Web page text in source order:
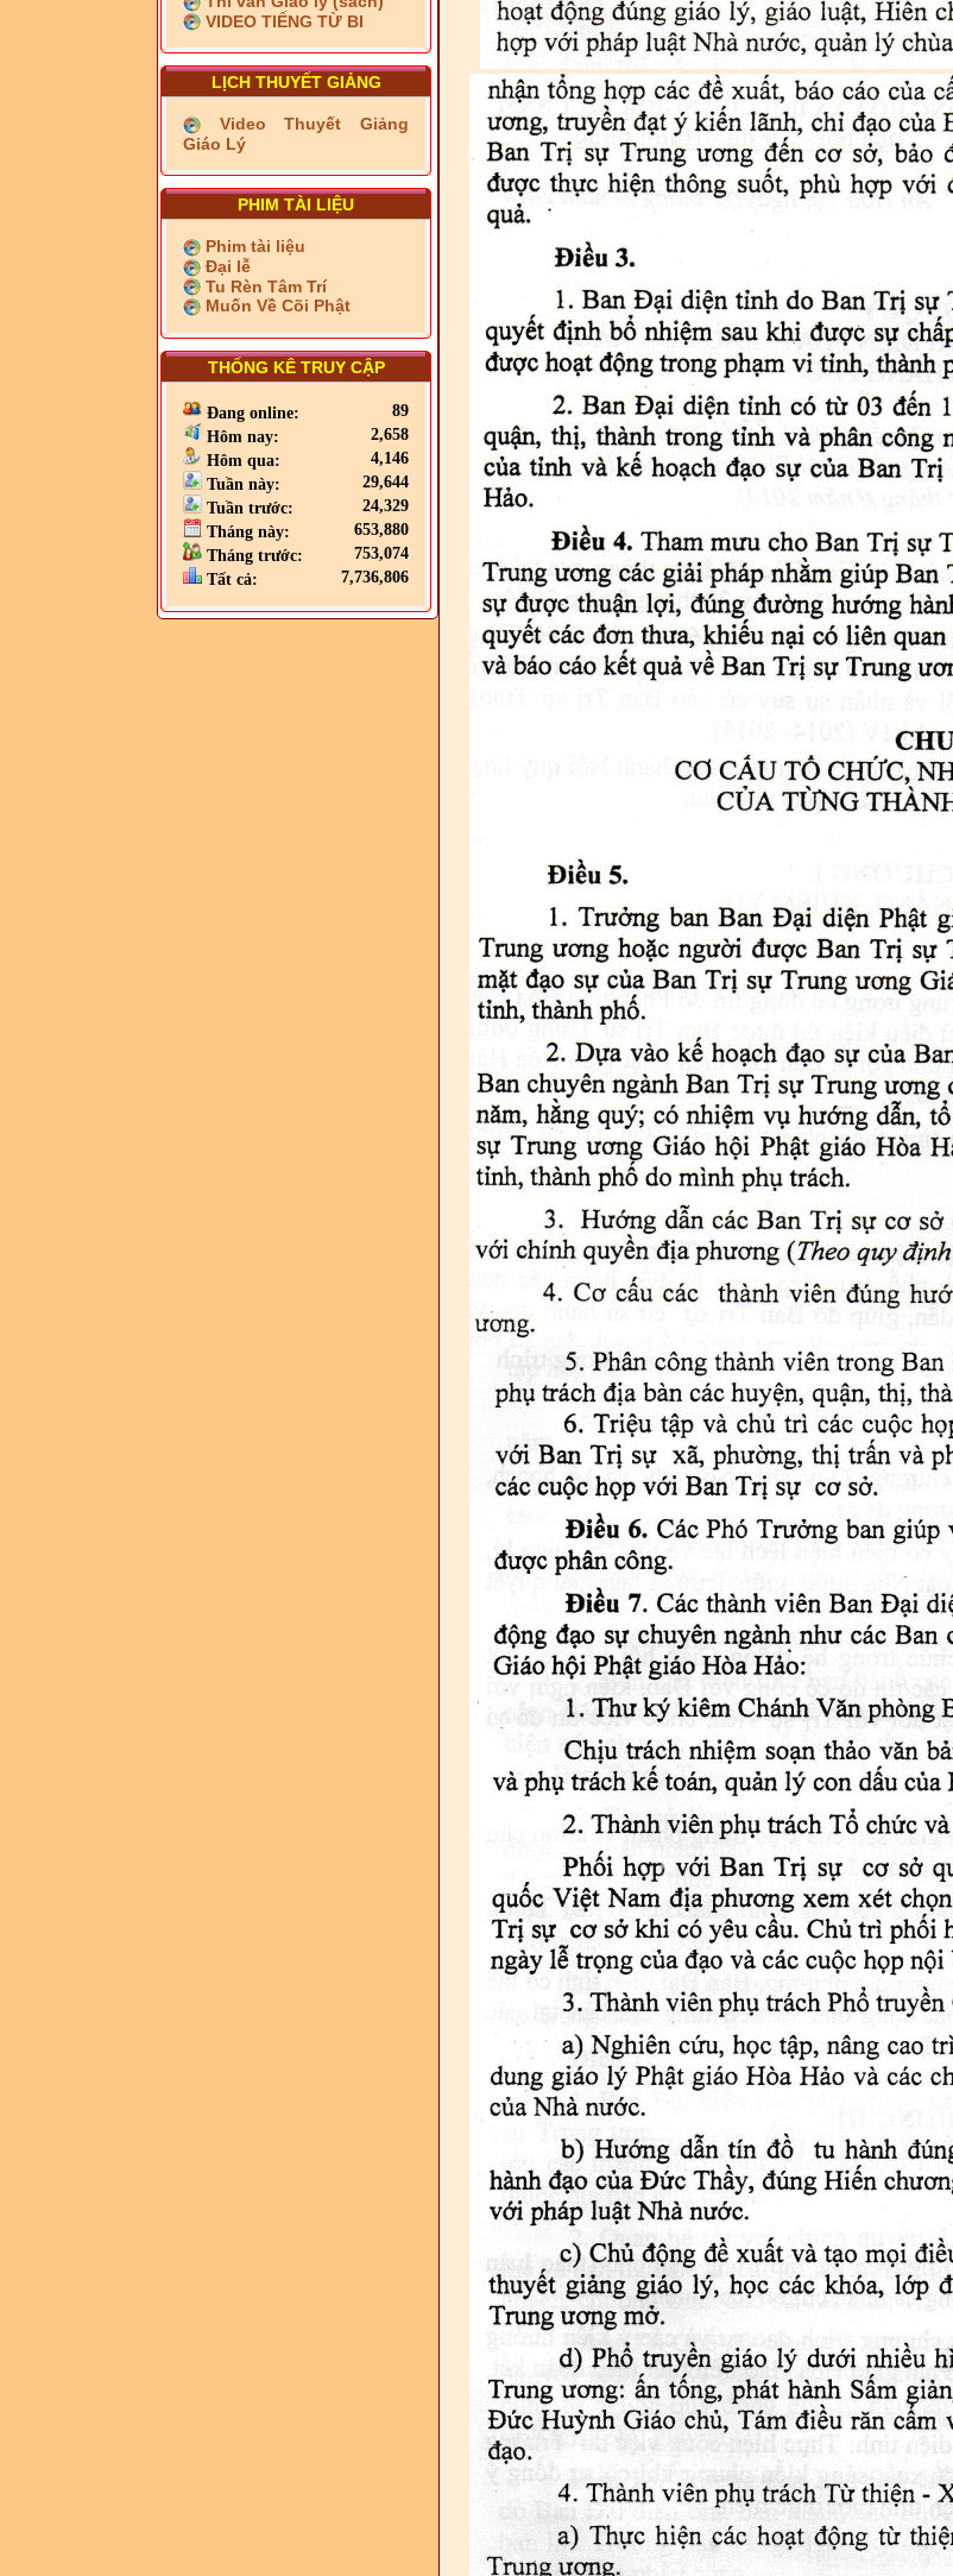
VIDEO TIẾNG TỪ BI
LỊCH THUYẾT GIẢNG
Video Thuyết Giảng
Giáo Lý
PHIM TÀI LIỆU
Phim tài liệu
Đại lễ
Tu Rèn Tâm Trí
Muốn Về Cõi Phật
THỐNG KÊ TRUY CẬP
Đang online:
89
Hôm nay:
2,658
Hôm qua:
4,146
Tuần này:
29,644
Tuần trước:
24,329
Tháng này:
653,880
Tháng trước:
753,074
Tất cả:
7,736,806